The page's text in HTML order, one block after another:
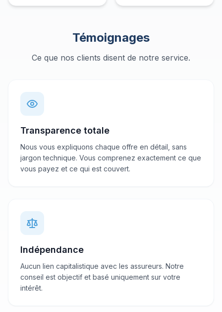
Témoignages
Ce que nos clients disent de notre service.
Transparence totale
Nous vous expliquons chaque offre en détail, sans
jargon technique. Vous comprenez exactement ce que
vous payez et ce qui est couvert.
Indépendance
Aucun lien capitalistique avec les assureurs. Notre
conseil est objectif et basé uniquement sur votre
intérêt.